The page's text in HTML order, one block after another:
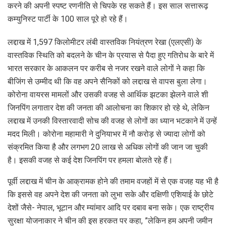
करने की अपनी स्पष्ट रणनीति से चिपके रह सकते हैं। इस साल सत्तारूढ़
कम्युनिस्ट पार्टी के 100 साल पूरे हो रहे हैं।
लद्दाख में 1,597 किलोमीटर लंबी वास्तविक नियंत्रण रेखा (एलएसी) के
वास्तविक स्थिति को बदलने के चीन के प्रयास से पैदा हुए गतिरोध के बारे में
भारत सरकार के आकलन पर करीब से नजर रखने वाले लोगों ने कहा कि
बीजिंग से उम्मीद थी कि वह अपने सैनिकों को लद्दाख से वापस बुला लेगा।
कोरोना वायरस मामलों और उसकी वजह से आर्थिक झटका झेलने वाले शी
जिनपिंग लगातार देश की जनता की आलोचना का शिकार हो रहे थे, लेकिन
लद्दाख में उनकी विस्तारवादी सोच की वजह से लोगों का ध्यान भटकाने में उन्हें
मदद मिली। कोरोना महामारी ने दुनियाभर में नौ करोड़ से ज्यादा लोगों को
संक्रमित किया है और लगभग 20 लाख से अधिक लोगों की जान जा चुकी
है। इसकी वजह से कई देश जिनपिंग पर हमला बोलते रहे हैं।
पूर्वी लद्दाख में चीन के आक्रामक होने की तमाम वजहों में से एक वजह यह भी है
कि इससे वह अपने देश की जनता को लुभा सके और दक्षिणी एशियाई के छोटे
देशों जैसे- नेपाल, भूटान और म्यांमार आदि पर दबाव बना सके। एक राष्ट्रीय
सुरक्षा योजनाकार ने चीन की इस हरकत पर कहा, ”लेकिन हम अपनी जमीन